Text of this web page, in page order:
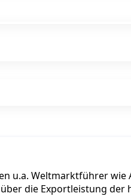
u.a. Weltmarktführer wie
die Exportleistung